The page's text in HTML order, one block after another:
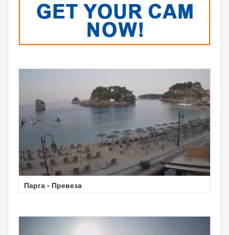
Парга - Превеза